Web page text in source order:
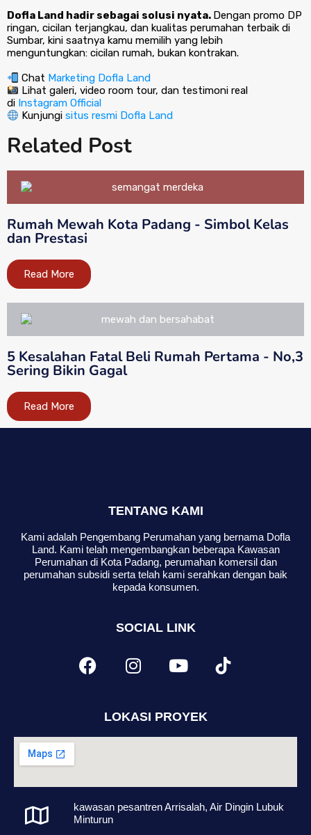
Dofla Land hadir sebagai solusi nyata. Dengan promo DP
ringan, cicilan terjangkau, dan kualitas perumahan terbaik di
Sumbar, kini saatnya kamu memilih yang lebih
menguntungkan: cicilan rumah, bukan kontrakan.
Chat Marketing Dofla Land
Lihat galeri, video room tour, dan testimoni real
di Instagram Official
Kunjungisitus resmi Dofla Land
Related Post
Rumah Mewah Kota Padang - Simbol Kelas
dan Prestasi
Read More
5 Kesalahan Fatal Beli Rumah Pertama - No,3
Sering Bikin Gagal
Read More
TENTANG KAMI
Kami adalah Pengembang Perumahan yang bernama Dofla
Land. Kami telah mengembangkan beberapa Kawasan
Perumahan di Kota Padang, perumahan komersil dan
perumahan subsidi serta telah kami serahkan dengan baik
kepada konsumen.
SOCIAL LINK
LOKASI PROYEK
kawasan pesantren Arrisalah, Air Dingin Lubuk
Minturun